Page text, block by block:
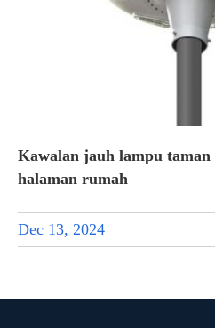
Kawalan jauh lampu
halaman rumah
Dec 13, 2024